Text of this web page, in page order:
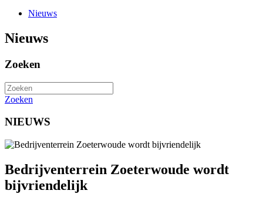
Nieuws
Nieuws
Zoeken
Zoeken
NIEUWS
Bedrijventerrein Zoeterwoude wordt
bijvriendelijk